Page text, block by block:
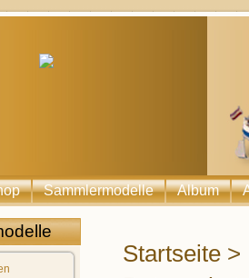
Sammlermodelle Album
Startseite >